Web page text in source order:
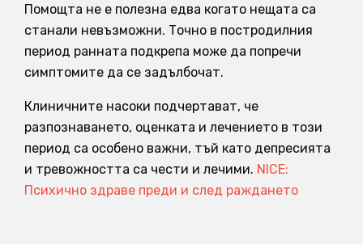
Помощта не е полезна едва когато нещата са
станали невъзможни. Точно в постродилния
период ранната подкрепа може да попречи
симптомите да се задълбочат.
Клиничните насоки подчертават, че
разпознаването, оценката и лечението в този
период са особено важни, тъй като депресията
и тревожността са чести и лечими. NICE:
Психично здраве преди и след раждането